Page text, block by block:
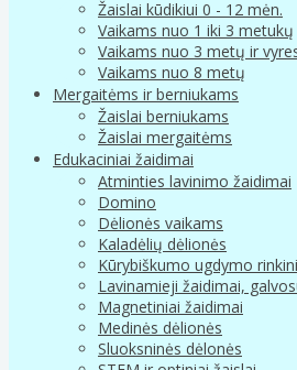
Žaislai kūdikiui 0 - 12 mėn.
Vaikams nuo 1 iki 3 metukų
Vaikams nuo 3 metų ir
Vaikams nuo 8 metų
Mergaitėms ir berniukams
Žaislai berniukams
Žaislai mergaitėms
Edukaciniai žaidimai
Atminties lavinimo žaidimai
Domino
Dėlionės vaikams
Kaladėlių dėlionės
Kūrybiškumo ugdymo
Lavinamieji žaidimai,
Magnetiniai žaidimai
Medinės dėlionės
Sluoksninės dėlonės